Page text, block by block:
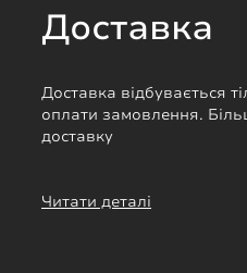
Доставка
Доставка відбувається
оплати замовлення.
доставку
Читати деталі